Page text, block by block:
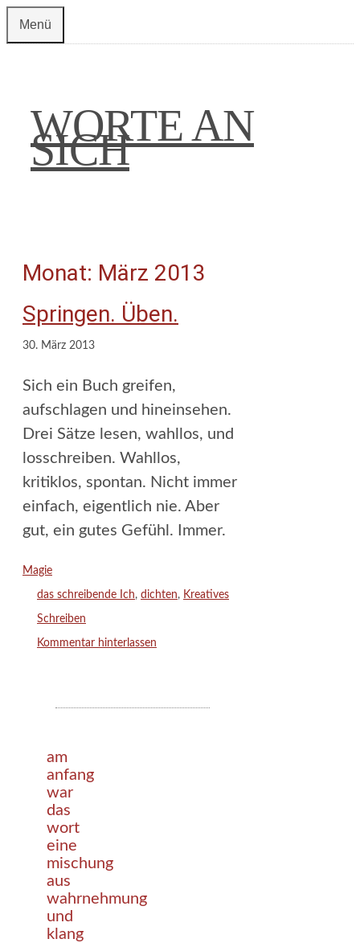
Zum
Inhalt
Menü
WORTE AN
SICH
Monat: März 2013
Springen. Üben.
30. März 2013
Sich ein Buch greifen,
aufschlagen und hineinsehen.
Drei Sätze lesen, wahllos, und
losschreiben. Wahllos,
kritiklos, spontan. Nicht immer
einfach, eigentlich nie. Aber
gut, ein gutes Gefühl. Immer.
Kategorien
Magie
Schlagwörter
das schreibende Ich, dichten, Kreatives
Schreiben
Kommentar hinterlassen
am
anfang
war
das
wort
eine
mischung
aus
wahrnehmung
und
klang